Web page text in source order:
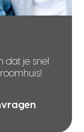
dat je snel